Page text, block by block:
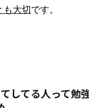
も大切です。
してる人って勉